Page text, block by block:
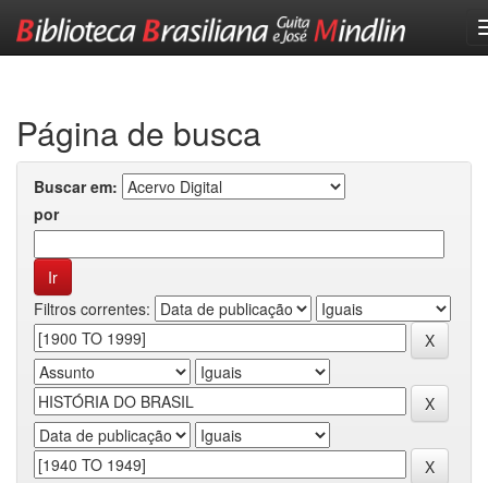
Página de busca
Buscar em:
por
Filtros correntes: